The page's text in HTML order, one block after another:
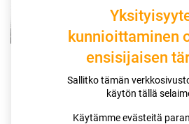
kunnioittaminen
ensisijaisen
Sallitko tämän
käytön tällä
Käytämme evästeitä